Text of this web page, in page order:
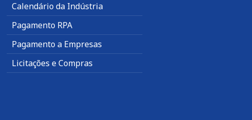
Calendário da Indústria
Pagamento RPA
Pagamento a Empresas
Licitações e Compras